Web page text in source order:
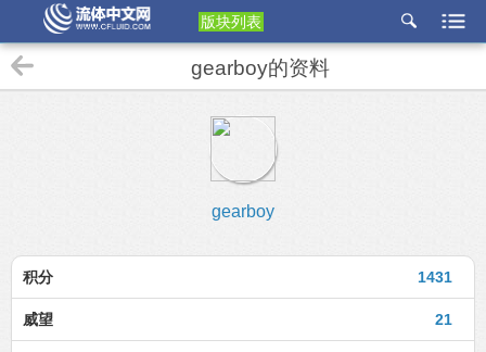
版块列表
etu
gearboy的资料
gearboy
1431
积分
21
威望